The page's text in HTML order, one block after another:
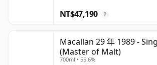
NT$47,190 ?
Macallan 29 年 1989 -
(Master of Malt)
700ml • 55.6%